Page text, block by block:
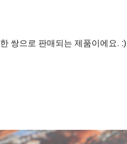
한 쌍으로 판매되는 제품이에요. :)